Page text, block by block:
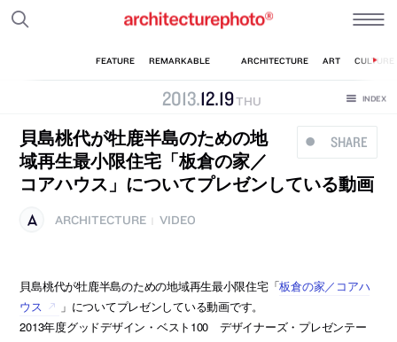
2013.12.19THU
SHARE
貝島桃代が牡鹿半島のための地
域再生最小限住宅「板倉の家／
コアハウス」についてプレゼンしている動画
ARCHITECTURE VIDEO
貝島桃代が牡鹿半島のための地域再生最小限住宅「板倉の家／コアハ
ウス
」についてプレゼンしている動画です。
2013年度グッドデザイン・ベスト100 デザイナーズ・プレゼンテー